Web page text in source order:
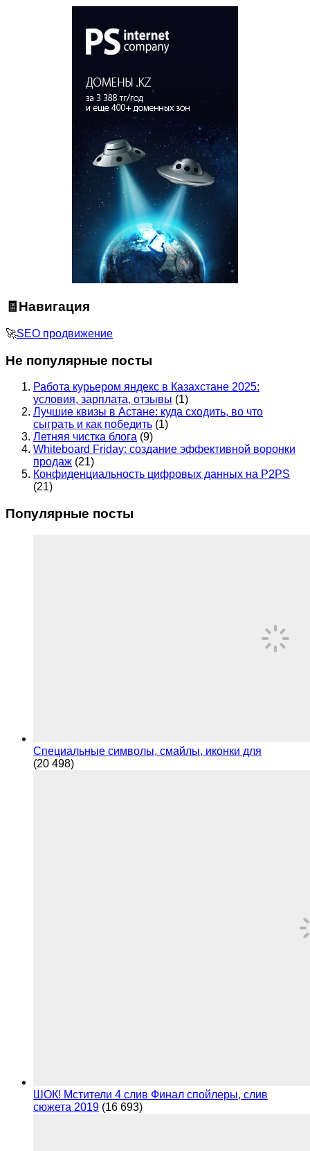
🧾Навигация
🚀SEO продвижение
Не популярные посты
Работа курьером яндекс в Казахстане 2025:
условия, зарплата, отзывы (1)
Лучшие квизы в Астане: куда сходить, во что
сыграть и как победить (1)
Летняя чистка блога (9)
Whiteboard Friday: создание эффективной воронки
продаж (21)
Конфиденциальность цифровых данных на P2PS
(21)
Популярные посты
Специальные символы, смайлы, иконки для
(20 498)
ШОК! Мстители 4 слив Финал спойлеры, слив
сюжета 2019 (16 693)